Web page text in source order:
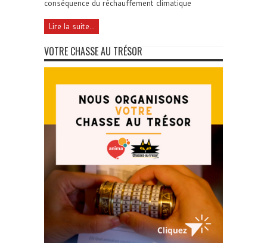
conséquence du réchauffement climatique
Lire la suite...
VOTRE CHASSE AU TRÉSOR